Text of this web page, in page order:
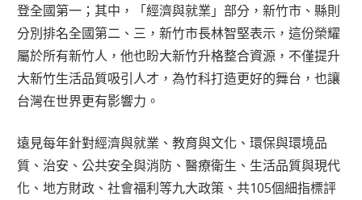
登全國第一；其中，「經濟與就業」部分，新竹市、縣則
分別排名全國第二、三，新竹市長林智堅表示，這份榮耀
屬於所有新竹人，他也盼大新竹升格整合資源，不僅提升
大新竹生活品質吸引人才，為竹科打造更好的舞台，也讓
台灣在世界更有影響力。
遠見每年針對經濟與就業、教育與文化、環保與環境品
質、治安、公共安全與消防、醫療衛生、生活品質與現代
化、地方財政、社會福利等九大政策、共105個細指標評